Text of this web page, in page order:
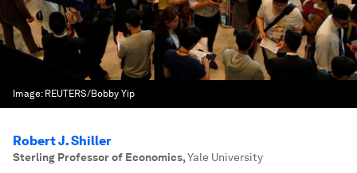
Image: REUTERS/Bobby Yip
Robert J. Shiller
Sterling Professor of Economics,Yale University